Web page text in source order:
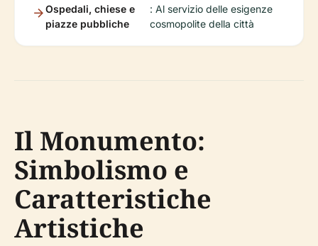
Ospedali, chiese e
piazze pubbliche
: Al servizio delle esigenze
cosmopolite della città
Il Monumento:
Simbolismo e
Caratteristiche
Artistiche